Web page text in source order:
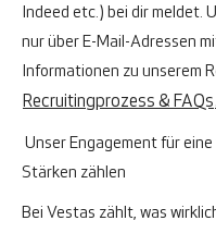
Indeed etc.) bei dir meldet.
nur über E-Mail-Adressen
Informationen zu unserem
Recruitingprozess & FAQs
Unser Engagement für
Stärken zählen
Bei Vestas zählt, was